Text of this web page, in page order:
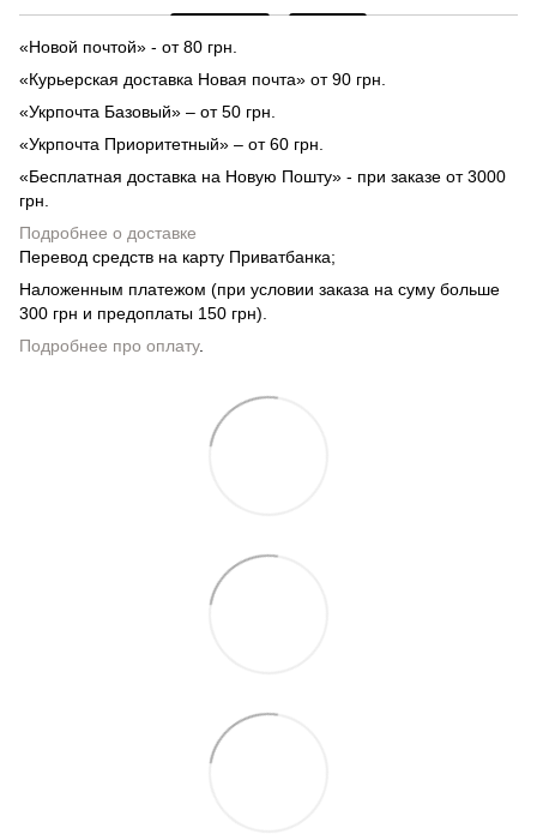
«Новой почтой» - от 80 грн.
«Курьерская доставка Новая почта» от 90 грн.
«Укрпочта Базовый» – от 50 грн.
«Укрпочта Приоритетный» – от 60 грн.
«Бесплатная доставка на Новую Пошту» - при заказе от 3000
грн.
Подробнее о доставке
Перевод средств на карту Приватбанка;
Наложенным платежом (при условии заказа на суму больше
300 грн и предоплаты 150 грн).
Подробнее про оплату.